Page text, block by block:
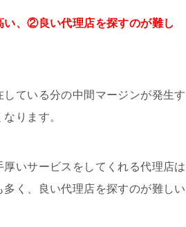
、②良い代理店を探すのが難し
ている分の中間マージンが発生す
ります。
いサービスをしてくれる代理店は
く、良い代理店を探すのが難しい